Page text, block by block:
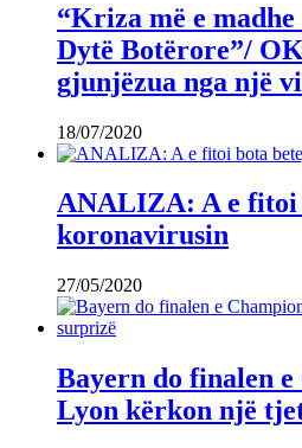
“Kriza më e
Dytë Botërore”/
gjunjëzua nga një
18/07/2020
ANALIZA: A e fitoi
koronavirusin
27/05/2020
Bayern do finalen
Lyon kërkon një